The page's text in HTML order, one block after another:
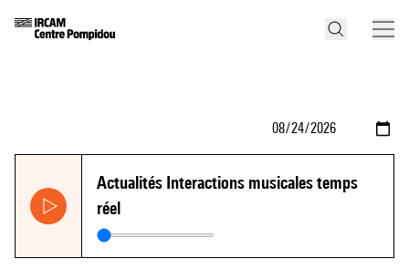
Actualités Interactions musicales temps
réel